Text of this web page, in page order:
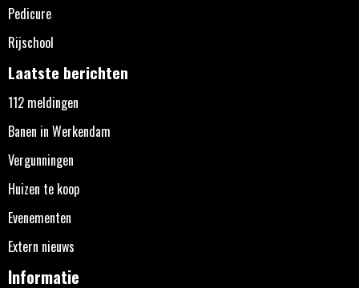
Pedicure
Rijschool
Laatste berichten
112 meldingen
Banen in Werkendam
Vergunningen
Huizen te koop
Evenementen
Extern nieuws
Informatie